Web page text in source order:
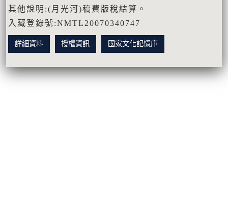
其他說明:(月光河)稿費版稅結算。
入藏登錄號:NMTL20070340747
詳細資料 授權資訊 國家文化記憶庫